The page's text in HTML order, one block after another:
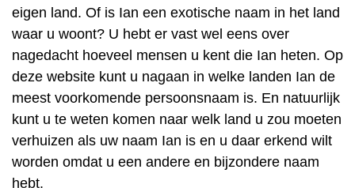
eigen land. Of is Ian een exotische naam in het land
waar u woont? U hebt er vast wel eens over
nagedacht hoeveel mensen u kent die Ian heten. Op
deze website kunt u nagaan in welke landen Ian de
meest voorkomende persoonsnaam is. En natuurlijk
kunt u te weten komen naar welk land u zou moeten
verhuizen als uw naam Ian is en u daar erkend wilt
worden omdat u een andere en bijzondere naam
hebt.